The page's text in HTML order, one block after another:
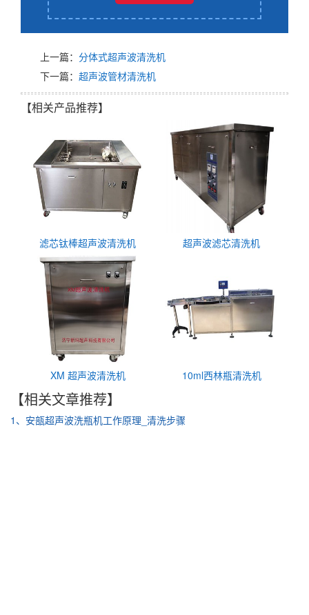
上一篇： 分体式超声波清洗机
下一篇： 超声波管材清洗机
【相关产品推荐】
滤芯钛棒超声波清洗机 超声波滤芯清洗机
XM 超声波清洗机 10ml西林瓶清洗机
【相关文章推荐】
1、安瓿超声波洗瓶机工作原理_清洗步骤